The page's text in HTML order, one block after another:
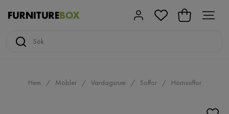
Hem Möbler Vardagsrum Soffor Hörnsoffor